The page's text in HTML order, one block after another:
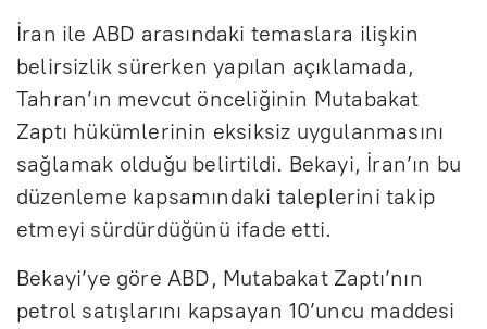
İran ile ABD arasındaki temaslara ilişkin
belirsizlik sürerken yapılan açıklamada,
Tahran’ın mevcut önceliğinin Mutabakat
Zaptı hükümlerinin eksiksiz uygulanmasını
sağlamak olduğu belirtildi. Bekayi, İran’ın bu
düzenleme kapsamındaki taleplerini takip
etmeyi sürdürdüğünü ifade etti.
Bekayi’ye göre ABD, Mutabakat Zaptı’nın
petrol satışlarını kapsayan 10’uncu maddesi